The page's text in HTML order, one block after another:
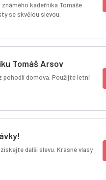
kadeřníka Tomáše
se skvělou slevou.
Tomáš Arsov
pohodlí domova. Použijte letní
další slevu. Krásné vlasy